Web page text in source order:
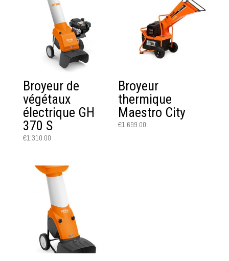
Broyeur de
végétaux
électrique GH
370 S
€1,310.00
Broyeur
thermique
Maestro City
€1,699.00